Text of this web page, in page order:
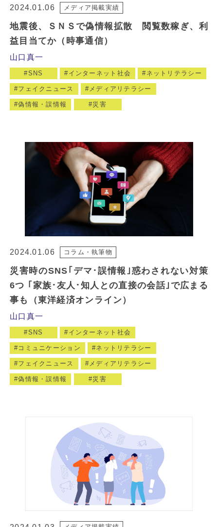
2024.01.06 メディア掲載実績
地震後、ＳＮＳで偽情報拡散 閲覧数稼ぎ、利
益目当てか（時事通信）
山口真一
SNS インターネット社会 ネットリテラシー
フェイクニュース メディアリテラシー
偽情報・誤情報 災害
2024.01.06 コラム・執筆物
災害時のSNS｢デマ･誤情報｣惑わされない対策
6つ ｢家族･友人･知人との直接の会話｣で広まる
事も（東洋経済オンライン）
山口真一
SNS インターネット社会
コミュニケーション ネットリテラシー
フェイクニュース メディアリテラシー
偽情報・誤情報 災害